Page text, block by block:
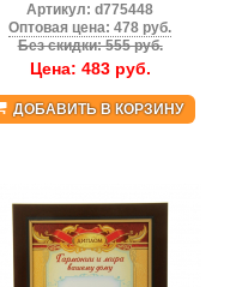
Артикул:d775448
Оптовая цена: 478 руб.
Без скидки: 555 руб.
Цена: 483руб.
ДОБАВИТЬ В КОРЗИНУ